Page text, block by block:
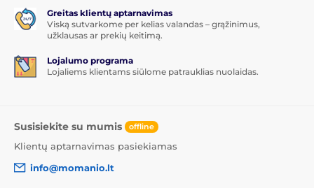
Greitas klientų aptarnavimas
Viską sutvarkome per kelias valandas – grąžinimus,
užklausas ar prekių keitimą.
Lojalumo programa
Lojaliems klientams siūlome patrauklias nuolaidas.
Susisiekite su mumis offline
Klientų aptarnavimas pasiekiamas
info@momanio.lt